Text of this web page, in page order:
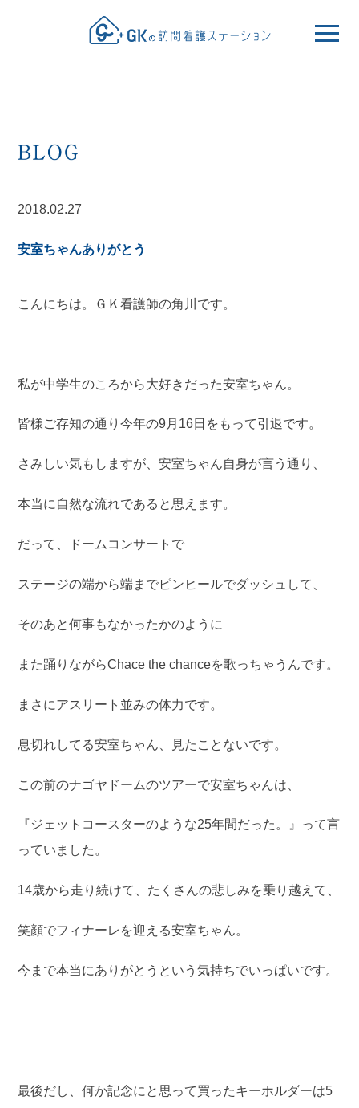
2018.02.27
安室ちゃんありがとう
こんにちは。ＧＫ看護師の角川です。
私が中学生のころから大好きだった安室ちゃん。
皆様ご存知の通り今年の9月16日をもって引退です。
さみしい気もしますが、安室ちゃん自身が言う通り、
本当に自然な流れであると思えます。
だって、ドームコンサートで
ステージの端から端までピンヒールでダッシュして、
そのあと何事もなかったかのように
また踊りながらChace the chanceを歌っちゃうんです。
まさにアスリート並みの体力です。
息切れしてる安室ちゃん、見たことないです。
この前のナゴヤドームのツアーで安室ちゃんは、
『ジェットコースターのような25年間だった。』って言
っていました。
14歳から走り続けて、たくさんの悲しみを乗り越えて、
笑顔でフィナーレを迎える安室ちゃん。
今まで本当にありがとうという気持ちでいっぱいです。
最後だし、何か記念にと思って買ったキーホルダーは5